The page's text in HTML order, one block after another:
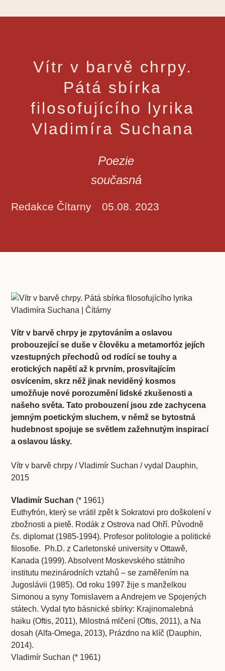
Vítr v barvě chrpy.
Pátá sbírka
filosofujícího lyrika
Vladimíra Suchana
Poezie
současná
Redakce Čítarny 05.08. 2023
Vítr v barvě chrpy je zpytováním a oslavou
probouzející se duše v člověku a metamorfóz jejích
vzestupných přechodů od rodící se touhy a
erotických napětí až k prvním, prosvítajícím
osvícením, skrz něž jinak neviděný kosmos
umožňuje nové porozumění lidské zkušenosti a
našeho světa. Tato probouzení jsou zde zachycena
jemným poetickým sluchem, v němž se bytostná
hudebnost spojuje se světlem zažehnutým inspirací
a oslavou lásky.
Vítr v barvě chrpy / Vladimír Suchan / vydal Dauphin,
2015
Vladimír Suchan (* 1961)
Euthyfrón, který se vrátil zpět k Sokratovi pro doškolení v
zbožnosti a pietě. Rodák z Ostrova nad Ohří. Původně
čs. diplomat (1985-1994). Profesor politologie a politické
filosofie. Ph.D. z Carletonské university v Ottawě,
Kanada (1999). Absolvent Moskevského státního
institutu mezinárodních vztahů – se zaměřením na
Jugoslávii (1985). Od roku 1997 žije s manželkou
Simonou a syny Tomislavem a Andrejem ve Spojených
státech. Vydal tyto básnické sbírky: Krajinomalebná
haiku (Oftis, 2011), Milostná mlčení (Oftis, 2011), a Na
dosah (Alfa-Omega, 2013), Prázdno na klíč (Dauphin,
2014).
Vladimír Suchan (* 1961)